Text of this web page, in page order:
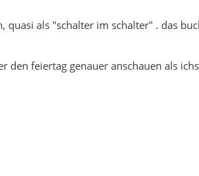
als "schalter im schalter" . das
feiertag genauer anschauen als